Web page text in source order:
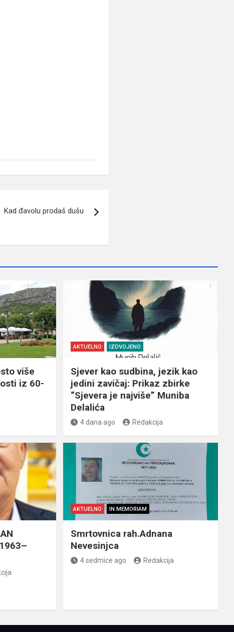
Kad đavolu prodaš dušu
više
iz 60-
AKTUELNO IZDVOJENO
Sjever kao sudbina, jezik kao
jedini zavičaj: Prikaz zbirke
“Sjevera je najviše” Muniba
Delalića
4 dana ago Redakcija
AKTUELNO IN MEMORIAM
Smrtovnica rah.Adnana
Nevesinjca
4 sedmice ago Redakcija